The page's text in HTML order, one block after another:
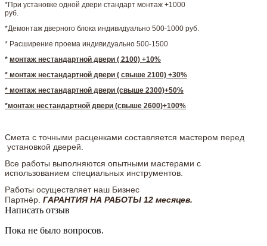
*При установке одной двери стандарт монтаж +1000
руб.
*Демонтаж дверного блока индивидуально 500-1000 руб.
* Расширение проема индивидуально 500-1500
* монтаж нестандартной двери ( 2100) +10%
* монтаж нестандартной двери ( свыше 2100) +30%
* монтаж нестандартной двери (свыше 2300)+50%
*монтаж нестандартной двери (свыше 2600)+100%
Смета с точными расценками составляется мастером перед
установкой дверей.
Все работы выполняются опытными мастерами с
использованием специальных инструментов.
Работы осуществляет наш Бизнес
Партнёр. ГАРАНТИЯ НА РАБОТЫ 12 месяцев.
Написать отзыв
Пока не было вопросов.